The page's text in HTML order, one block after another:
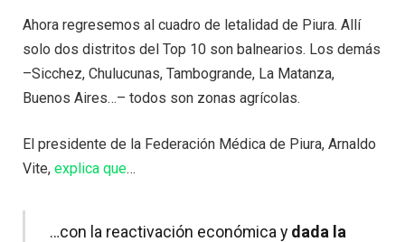
Ahora regresemos al cuadro de letalidad de Piura. Allí
solo dos distritos del Top 10 son balnearios. Los demás
–Sicchez, Chulucunas, Tambogrande, La Matanza,
Buenos Aires…– todos son zonas agrícolas.
El presidente de la Federación Médica de Piura, Arnaldo
Vite, explica que…
…con la reactivación económica y dada la